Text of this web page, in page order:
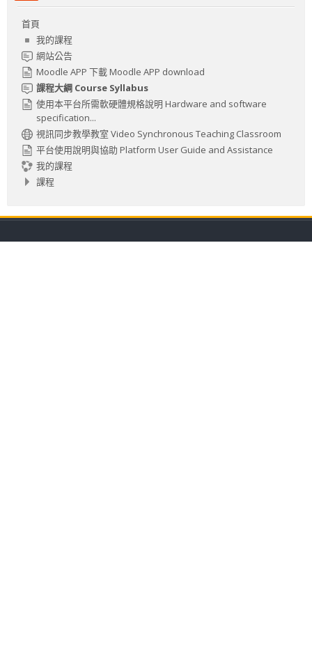
首頁
我的課程
網站公告
Moodle APP 下載 Moodle APP download
課程大綱 Course Syllabus
使用本平台所需軟硬體規格說明 Hardware and software
specification...
視訊同步教學教室 Video Synchronous Teaching Classroom
平台使用說明與協助 Platform User Guide and Assistance
我的課程
課程